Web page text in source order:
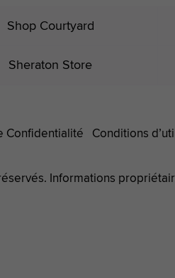
Shop Courtyard
Sheraton Store
Confidentialité Conditions
Informations